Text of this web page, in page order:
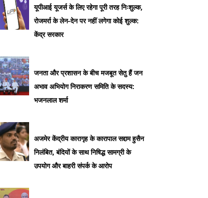
यूपीआई यूजर्स के लिए रहेगा पूरी तरह निःशुल्क,
रोजमर्रा के लेन-देन पर नहीं लगेगा कोई शुल्क:
केंद्र सरकार
जनता और प्रशासन के बीच मजबूत सेतु हैं जन
अभाव अभियोग निराकरण समिति के सदस्य:
भजनलाल शर्मा
अजमेर केंद्रीय कारागृह के कारापाल सद्दाम हुसैन
निलंबित, बंदियों के साथ निषिद्ध सामग्री के
उपयोग और बाहरी संपर्क के आरोप